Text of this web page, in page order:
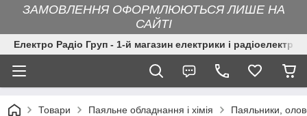
ЗАМОВЛЕННЯ ОФОРМЛЮЮТЬСЯ ЛИШЕ НА
САЙТІ
Електро Радіо Груп - 1-й магазин електрики і
Товари Паяльне обладнання і хімія Паяльники,